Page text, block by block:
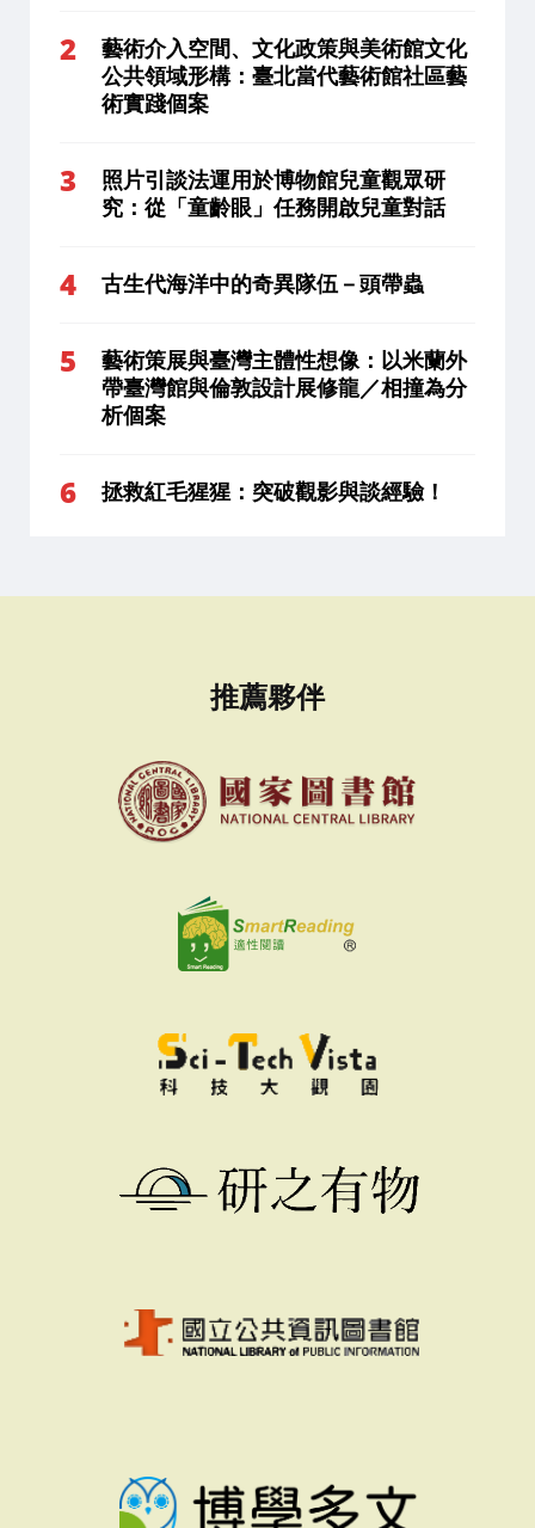
藝術介入空間、文化政策與美術館文化
公共領域形構：臺北當代藝術館社區藝
術實踐個案
照片引談法運用於博物館兒童觀眾研
究：從「童齡眼」任務開啟兒童對話
古生代海洋中的奇異隊伍－頭帶蟲
藝術策展與臺灣主體性想像：以米蘭外
帶臺灣館與倫敦設計展修龍／相撞為分
析個案
拯救紅毛猩猩：突破觀影與談經驗！
推薦夥伴